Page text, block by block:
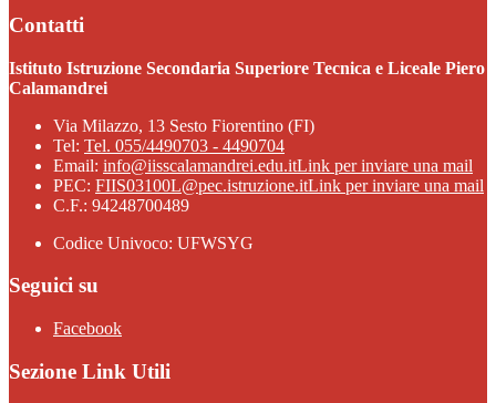
Contatti
Istituto Istruzione Secondaria Superiore Tecnica e Liceale Piero
Calamandrei
Via Milazzo, 13 Sesto Fiorentino (FI)
Tel: Tel. 055/4490703 - 4490704
Email: info@iisscalamandrei.edu.itLink per inviare una mail
PEC: FIIS03100L@pec.istruzione.itLink per inviare una mail
C.F.: 94248700489
Codice Univoco: UFWSYG
Seguici su
Facebook
Sezione Link Utili